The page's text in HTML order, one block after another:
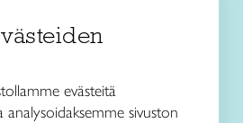
evästeitä
analysoidaksemme sivuston